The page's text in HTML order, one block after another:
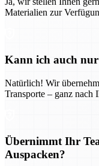
Materialien zur
Kann ich auch
Natürlich! Wir
Transporte – ganz nach
Übernimmt Ihr
Auspacken?